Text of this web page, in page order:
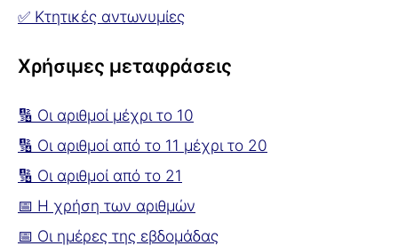
✅ Κτητικές αντωνυμίες
Χρήσιμες μεταφράσεις
🔢 Οι αριθμοί μέχρι το 10
🔢 Οι αριθμοί από το 11 μέχρι το 20
🔢 Οι αριθμοί από το 21
📅 Η χρήση των αριθμών
📅 Οι ημέρες της εβδομάδας